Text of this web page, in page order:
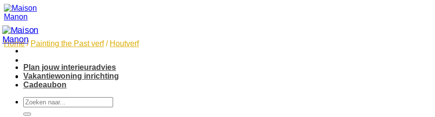
Skip
to
content
Plan jouw interieuradvies
Vakantiewoning inrichting
Cadeaubon
Search
for:
Home / Painting the Past verf / Houtverf